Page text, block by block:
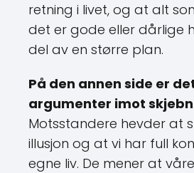
retning i livet, og at alt
det er gode eller dårlige
del av en større plan.
På den annen side er
argumenter imot
Motsstandere hevder at
illusjon og at vi har full
egne liv. De mener at